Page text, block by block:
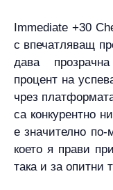
Immediate +30
с впечатляващ
дава
процент на
чрез
са конкурентно
е значително
което я прави
така и за опитни